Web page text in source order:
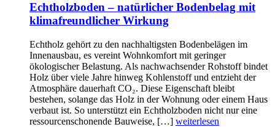
Echtholzboden – natürlicher Bodenbelag mit
klimafreundlicher Wirkung
Echtholz gehört zu den nachhaltigsten Bodenbelägen im
Innenausbau, es vereint Wohnkomfort mit geringer
ökologischer Belastung. Als nachwachsender Rohstoff bindet
Holz über viele Jahre hinweg Kohlenstoff und entzieht der
Atmosphäre dauerhaft CO₂. Diese Eigenschaft bleibt
bestehen, solange das Holz in der Wohnung oder einem Haus
verbaut ist. So unterstützt ein Echtholzboden nicht nur eine
ressourcenschonende Bauweise, […] weiterlesen